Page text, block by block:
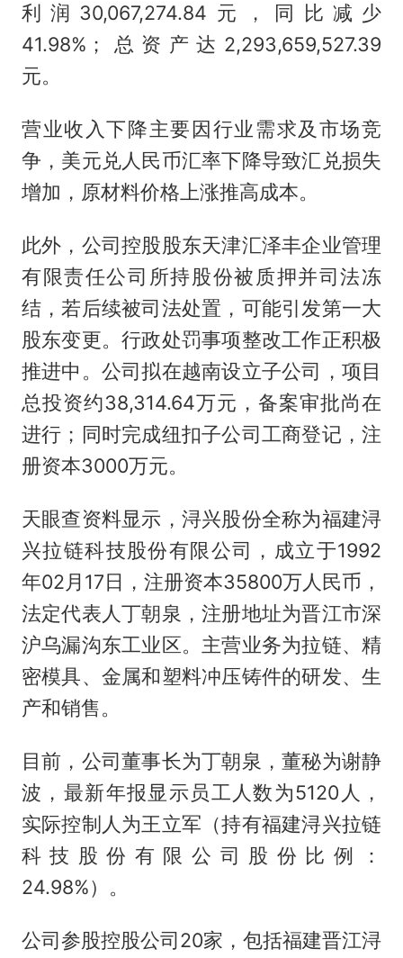
利润30,067,274.84元，同比减少
41.98%；总资产达2,293,659,527.39
元。
营业收入下降主要因行业需求及市场竞
争，美元兑人民币汇率下降导致汇兑损失
增加，原材料价格上涨推高成本。
此外，公司控股股东天津汇泽丰企业管理
有限责任公司所持股份被质押并司法冻
结，若后续被司法处置，可能引发第一大
股东变更。行政处罚事项整改工作正积极
推进中。公司拟在越南设立子公司，项目
总投资约38,314.64万元，备案审批尚在
进行；同时完成纽扣子公司工商登记，注
册资本3000万元。
天眼查资料显示，浔兴股份全称为福建浔
兴拉链科技股份有限公司，成立于1992
年02月17日，注册资本35800万人民币，
法定代表人丁朝泉，注册地址为晋江市深
沪乌漏沟东工业区。主营业务为拉链、精
密模具、金属和塑料冲压铸件的研发、生
产和销售。
目前，公司董事长为丁朝泉，董秘为谢静
波，最新年报显示员工人数为5120人，
实际控制人为王立军（持有福建浔兴拉链
科技股份有限公司股份比例：
24.98%）。
公司参股控股公司20家，包括福建晋江浔